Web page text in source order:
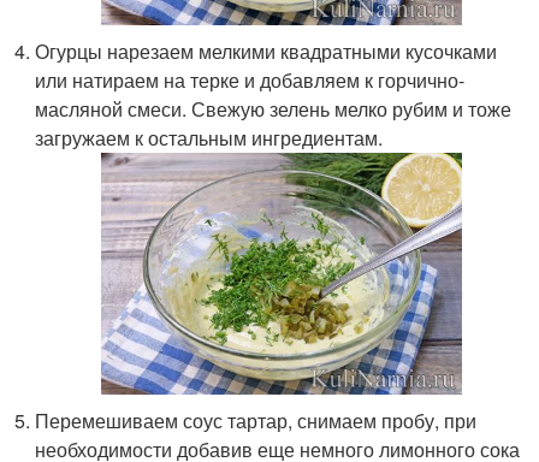
Огурцы нарезаем мелкими квадратными кусочками
или натираем на терке и добавляем к горчично-
масляной смеси. Свежую зелень мелко рубим и тоже
загружаем к остальным ингредиентам.
Перемешиваем соус тартар, снимаем пробу, при
необходимости добавив еще немного лимонного сока